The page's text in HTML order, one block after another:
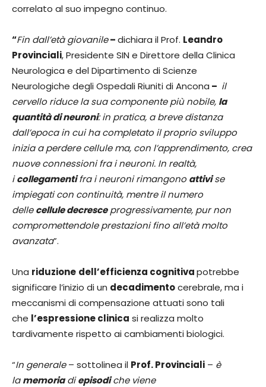
correlato al suo impegno continuo.
“Fin dall’età giovanile–dichiara il Prof. Leandro
Provinciali, Presidente SIN e Direttore della Clinica
Neurologica e del Dipartimento di Scienze
Neurologiche degli Ospedali Riuniti di Ancona – il
cervello riduce la sua componente più nobile, la
quantità di neuroni: in pratica, a breve distanza
dall’epoca in cui ha completato il proprio sviluppo
inizia a perdere cellule ma, con l’apprendimento, crea
nuove connessioni fra i neuroni. In realtà,
icollegamentifra i neuroni rimangonoattivise
impiegati con continuità, mentre il numero
dellecellule decresceprogressivamente, pur non
compromettendole prestazioni fino all’età molto
avanzata”.
Una riduzione dell’efficienza cognitivapotrebbe
significare l’inizio di un decadimentocerebrale, ma i
meccanismi di compensazione attuati sono tali
che l’espressione clinica si realizza molto
tardivamente rispetto ai cambiamenti biologici.
“In generale– sottolinea il Prof. Provinciali – è
lamemoriadiepisodiche viene